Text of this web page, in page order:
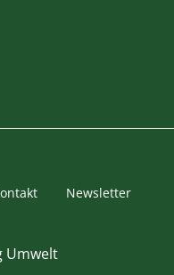
Umwelt
Newsletter